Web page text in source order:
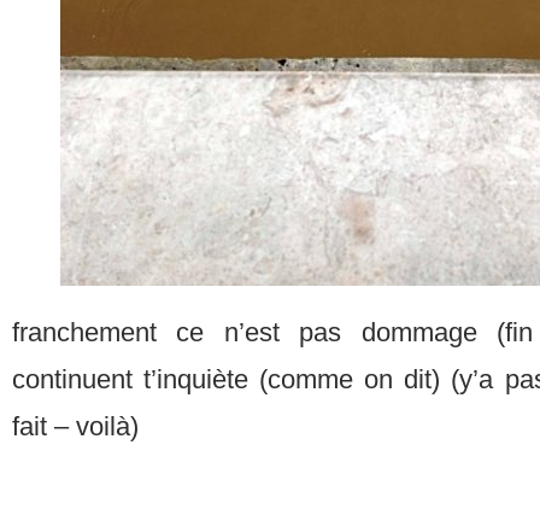
franchement ce n’est pas dommage
continuent t’inquiète (comme on dit) (y’a
fait – voilà)